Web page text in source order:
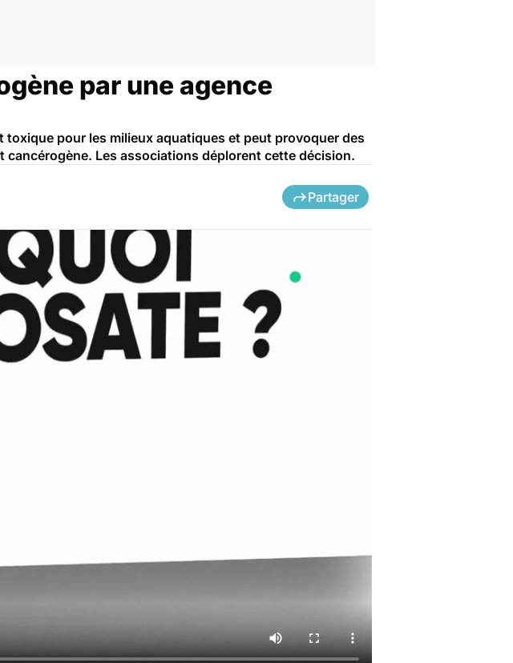
par une agence
toxique pour les milieux aquatiques et peut provoquer des
cancérogène. Les associations déplorent cette décision.
Partager